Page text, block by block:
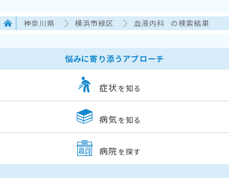
神奈川県 横浜市緑区 血液内科 の検索結果
悩みに寄り添うアプローチ
症状 を知る
病気 を知る
病院 を探す